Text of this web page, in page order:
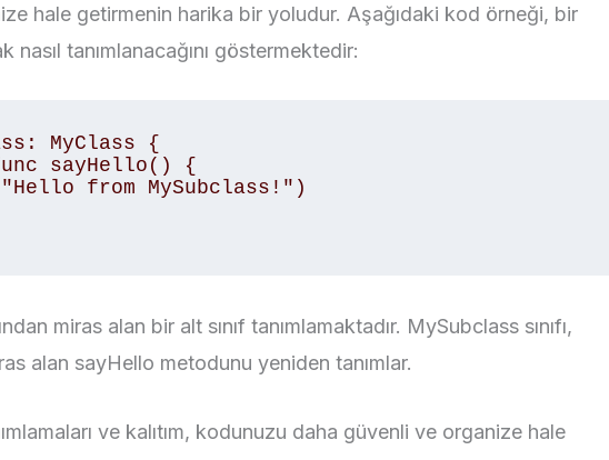
hale getirmenin harika bir yoludur. Aşağıdaki kod örneği, bir
nasıl tanımlanacağını göstermektedir:
MyClass {
miras alan bir alt sınıf tanımlamaktadır. MySubclass sınıfı,
alan sayHello metodunu yeniden tanımlar.
ve kalıtım, kodunuzu daha güvenli ve organize hale